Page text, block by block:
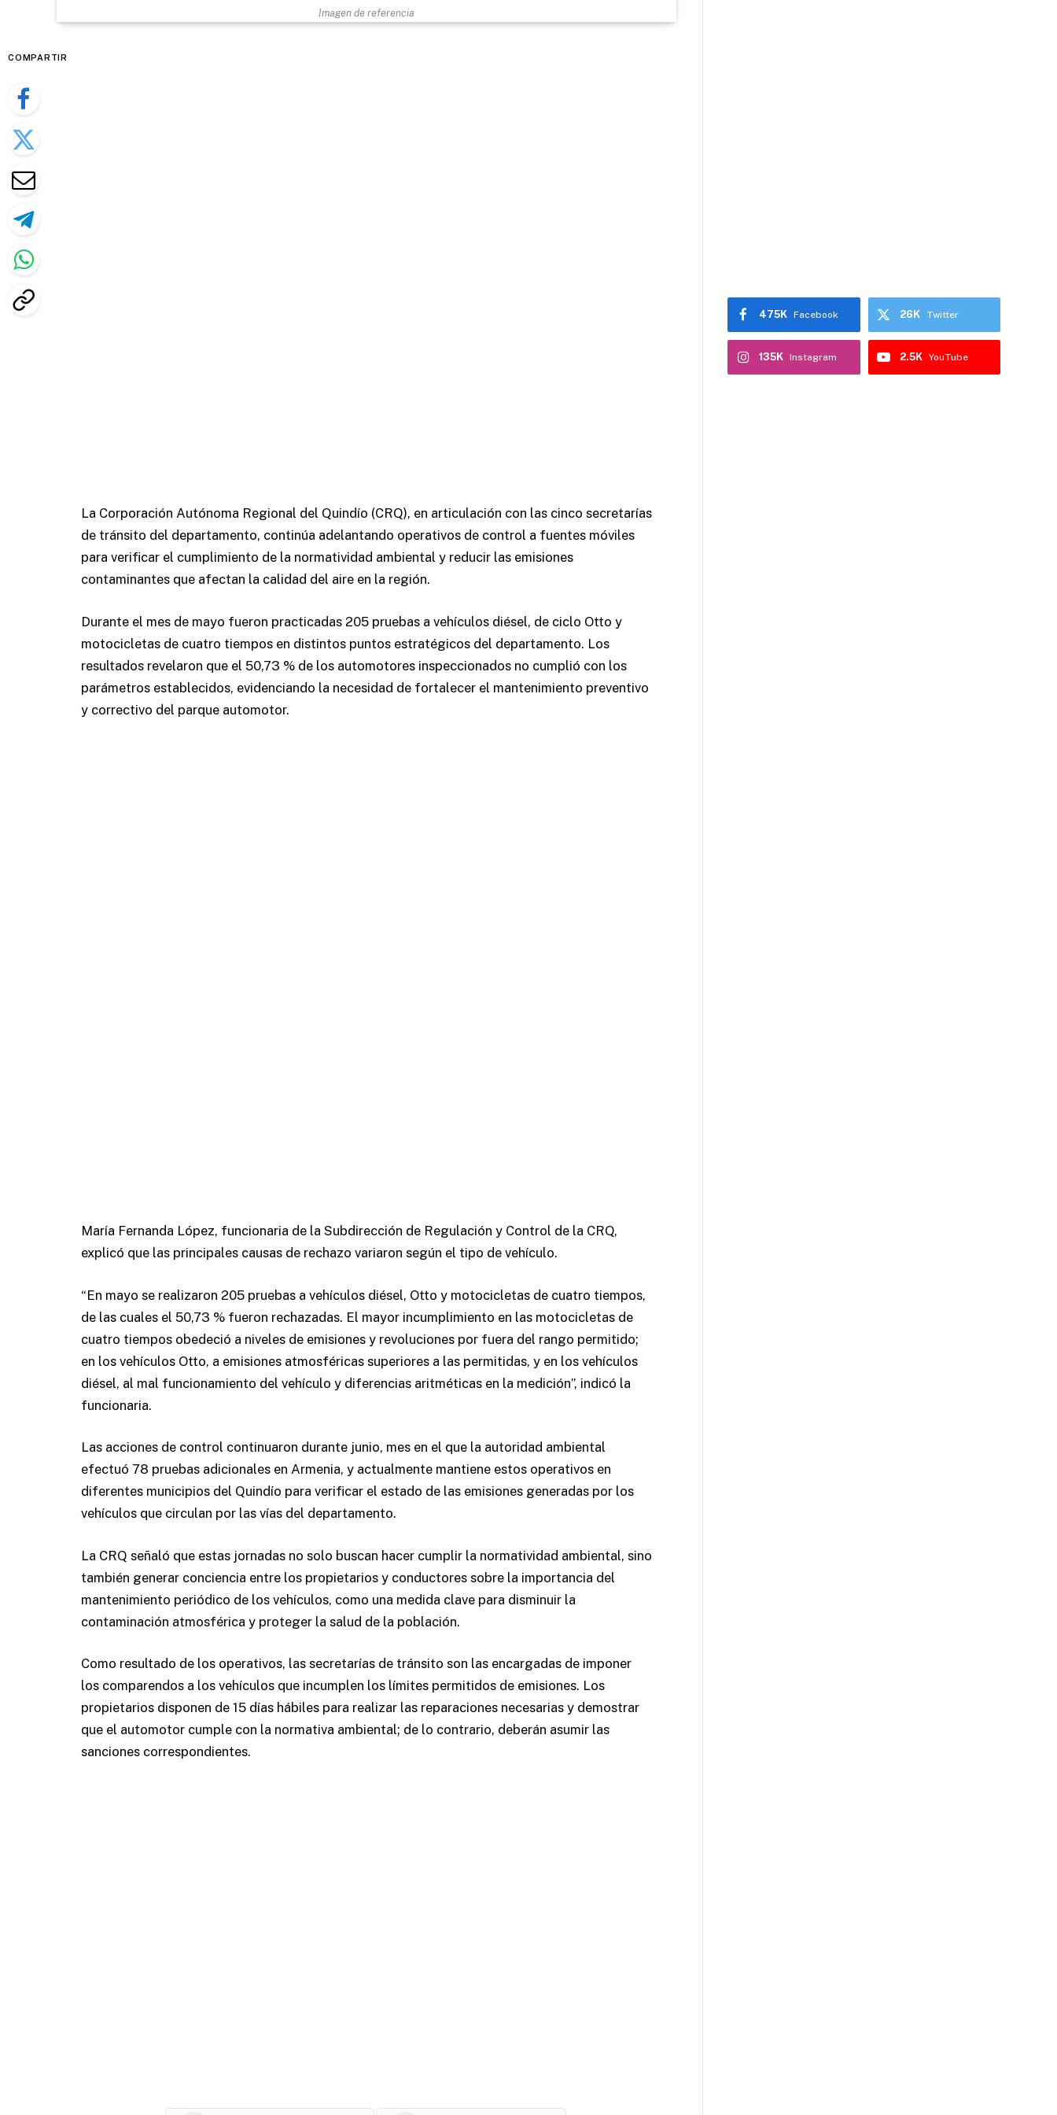
Imagen de referencia
COMPARTIR
La Corporación Autónoma Regional del Quindío (CRQ), en articulación con las cinco secretarías
de tránsito del departamento, continúa adelantando operativos de control a fuentes móviles
para verificar el cumplimiento de la normatividad ambiental y reducir las emisiones
contaminantes que afectan la calidad del aire en la región.
Durante el mes de mayo fueron practicadas 205 pruebas a vehículos diésel, de ciclo Otto y
motocicletas de cuatro tiempos en distintos puntos estratégicos del departamento. Los
resultados revelaron que el 50,73 % de los automotores inspeccionados no cumplió con los
parámetros establecidos, evidenciando la necesidad de fortalecer el mantenimiento preventivo
y correctivo del parque automotor.
María Fernanda López, funcionaria de la Subdirección de Regulación y Control de la CRQ,
explicó que las principales causas de rechazo variaron según el tipo de vehículo.
“En mayo se realizaron 205 pruebas a vehículos diésel, Otto y motocicletas de cuatro tiempos,
de las cuales el 50,73 % fueron rechazadas. El mayor incumplimiento en las motocicletas de
cuatro tiempos obedeció a niveles de emisiones y revoluciones por fuera del rango permitido;
en los vehículos Otto, a emisiones atmosféricas superiores a las permitidas, y en los vehículos
diésel, al mal funcionamiento del vehículo y diferencias aritméticas en la medición”, indicó la
funcionaria.
Las acciones de control continuaron durante junio, mes en el que la autoridad ambiental
efectuó 78 pruebas adicionales en Armenia, y actualmente mantiene estos operativos en
diferentes municipios del Quindío para verificar el estado de las emisiones generadas por los
vehículos que circulan por las vías del departamento.
La CRQ señaló que estas jornadas no solo buscan hacer cumplir la normatividad ambiental, sino
también generar conciencia entre los propietarios y conductores sobre la importancia del
mantenimiento periódico de los vehículos, como una medida clave para disminuir la
contaminación atmosférica y proteger la salud de la población.
Como resultado de los operativos, las secretarías de tránsito son las encargadas de imponer
los comparendos a los vehículos que incumplen los límites permitidos de emisiones. Los
propietarios disponen de 15 días hábiles para realizar las reparaciones necesarias y demostrar
que el automotor cumple con la normativa ambiental; de lo contrario, deberán asumir las
sanciones correspondientes.
Facebook
475K Twitter
26K
Instagram
135K YouTube
2.5K